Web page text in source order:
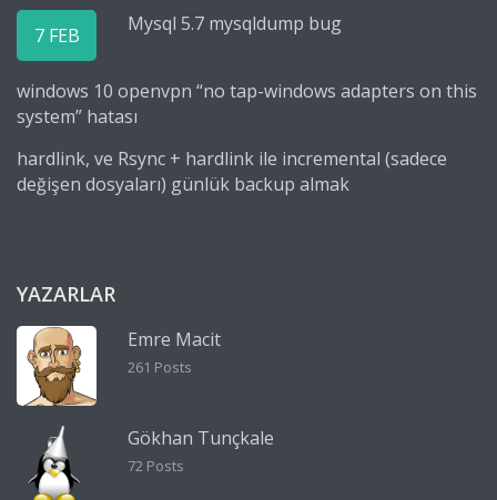
7 FEB Mysql 5.7 mysqldump bug
windows 10 openvpn “no tap-windows adapters on this
system” hatası
hardlink, ve Rsync + hardlink ile incremental (sadece
değişen dosyaları) günlük backup almak
YAZARLAR
Emre Macit
261 Posts
Gökhan Tunçkale
72 Posts